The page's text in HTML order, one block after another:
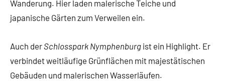
Wanderung. Hier laden malerische Teiche und
japanische Gärten zum Verweilen ein.
Auch der Schlosspark Nymphenburg ist ein Highlight. Er
verbindet weitläufige Grünflächen mit majestätischen
Gebäuden und malerischen Wasserläufen.